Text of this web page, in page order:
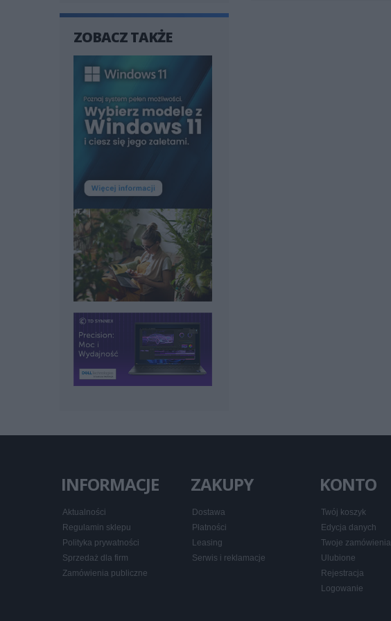
ZOBACZ TAKŻE
INFORMACJE
Aktualności
Regulamin sklepu
Polityka prywatności
Sprzedaż dla firm
Zamówienia publiczne
ZAKUPY
Dostawa
Płatności
Leasing
Serwis i reklamacje
KONTO
Twój koszyk
Edycja danych
Twoje zamówienia
Ulubione
Rejestracja
Logowanie